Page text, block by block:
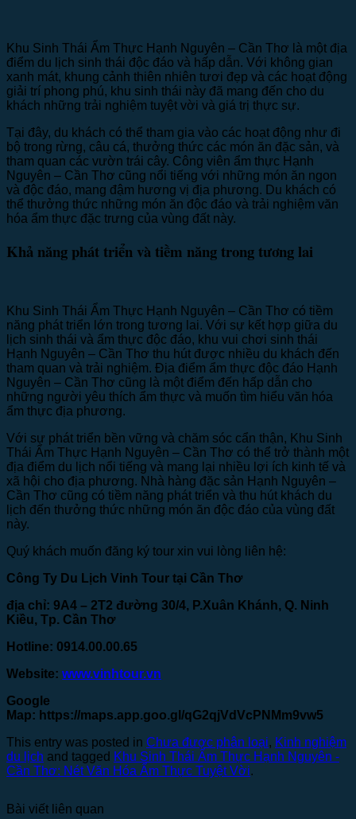
Khu Sinh Thái Ẩm Thực Hạnh Nguyên – Cần Thơ là một địa
điểm du lịch sinh thái độc đáo và hấp dẫn. Với không gian
xanh mát, khung cảnh thiên nhiên tươi đẹp và các hoạt động
giải trí phong phú, khu sinh thái này đã mang đến cho du
khách những trải nghiệm tuyệt vời và giá trị thực sự.
Tại đây, du khách có thể tham gia vào các hoạt động như đi
bộ trong rừng, câu cá, thưởng thức các món ăn đặc sản, và
tham quan các vườn trái cây. Công viên ẩm thực Hạnh
Nguyên – Cần Thơ cũng nổi tiếng với những món ăn ngon
và độc đáo, mang đậm hương vị địa phương. Du khách có
thể thưởng thức những món ăn độc đáo và trải nghiệm văn
hóa ẩm thực đặc trưng của vùng đất này.
Khả năng phát triển và tiềm năng trong tương lai
Khu Sinh Thái Ẩm Thực Hạnh Nguyên – Cần Thơ có tiềm
năng phát triển lớn trong tương lai. Với sự kết hợp giữa du
lịch sinh thái và ẩm thực độc đáo, khu vui chơi sinh thái
Hạnh Nguyên – Cần Thơ thu hút được nhiều du khách đến
tham quan và trải nghiệm. Địa điểm ẩm thực độc đáo Hạnh
Nguyên – Cần Thơ cũng là một điểm đến hấp dẫn cho
những người yêu thích ẩm thực và muốn tìm hiểu văn hóa
ẩm thực địa phương.
Với sự phát triển bền vững và chăm sóc cẩn thận, Khu Sinh
Thái Ẩm Thực Hạnh Nguyên – Cần Thơ có thể trở thành một
địa điểm du lịch nổi tiếng và mang lại nhiều lợi ích kinh tế và
xã hội cho địa phương. Nhà hàng đặc sản Hạnh Nguyên –
Cần Thơ cũng có tiềm năng phát triển và thu hút khách du
lịch đến thưởng thức những món ăn độc đáo của vùng đất
này.
Quý khách muốn đăng ký tour xin vui lòng liên hệ:
Công Ty Du Lịch Vinh Tour tại Cần Thơ
địa chỉ: 9A4 – 2T2 đường 30/4, P.Xuân Khánh, Q. Ninh
Kiều, Tp. Cần Thơ
Hotline: 0914.00.00.65
Website: www.vinhtour.vn
Google
Map: https://maps.app.goo.gl/qG2qjVdVcPNMm9vw5
This entry was posted in Chưa được phân loại, Kinh nghiệm
du lịch and tagged Khu Sinh Thái Ẩm Thực Hạnh Nguyên -
Cần Thơ: Nét Văn Hóa Ẩm Thực Tuyệt Vời.
Bài viết liên quan